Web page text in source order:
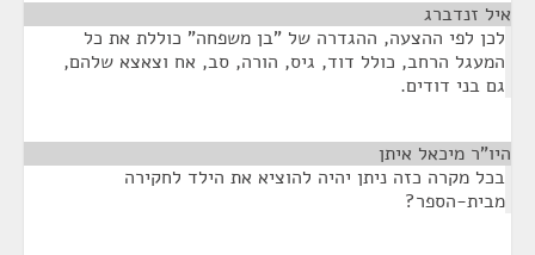
איל זנדברג
לכן לפי ההצעה, ההגדרה של "בן משפחה" כוללת את כל
המעגל הרחב, כולל דוד, גיס, הורה, סב, אח וצאצא שלהם,
גם בני דודים.
היו"ר מיכאל איתן
בכל מקרה כזה ניתן יהיה להוציא את הילד לחקירה
מבית-הספר?